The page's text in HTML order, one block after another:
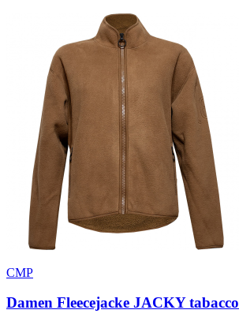
CMP
Damen Fleecejacke JACKY tabacco